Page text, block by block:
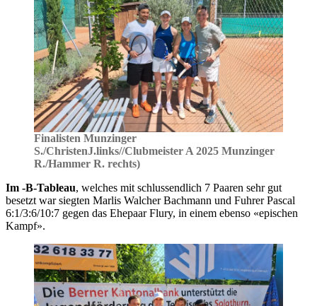
Finalisten Munzinger
S./ChristenJ.links//Clubmeister A 2025 Munzinger
R./Hammer R. rechts)
Im -B-Tableau, welches mit schlussendlich 7 Paaren sehr gut
besetzt war siegten Marlis Walcher Bachmann und Fuhrer Pascal
6:1/3:6/10:7 gegen das Ehepaar Flury, in einem ebenso «epischen
Kampf».